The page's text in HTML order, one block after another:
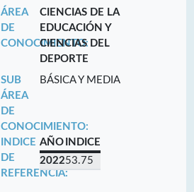
ÁREA
DE
CONOCIMIENTO:
CIENCIAS DE LA
EDUCACIÓN Y
CIENCIAS DEL
DEPORTE
SUB
ÁREA
DE
CONOCIMIENTO:
BÁSICA Y MEDIA
INDICE
DE
REFERENCIA:
AÑO INDICE
202253.75